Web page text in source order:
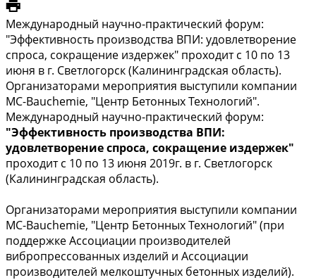
Международный научно-практический форум:
"Эффективность производства ВПИ: удовлетворение
спроса, сокращение издержек" проходит с 10 по 13
июня в г. Светлогорск (Калининградская область).
Организаторами мероприятия выступили компании
MC-Bauchemie, "Центр Бетонных Технологий".
Международный научно-практический форум:
"Эффективность производства ВПИ:
удовлетворение спроса, сокращение издержек"
проходит с 10 по 13 июня 2019г. в г. Светлогорск
(Калининградская область).
Организаторами мероприятия выступили компании
MC-Bauchemie, "Центр Бетонных Технологий" (при
поддержке Ассоциации производителей
вибропрессованных изделий и Ассоциации
производителей мелкоштучных бетонных изделий).